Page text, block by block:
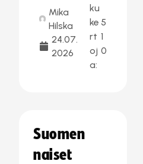
Mika
Hilska
24.07.
2026
ku
ke
rt
oj
a:
5
1
0
Suomen
naiset